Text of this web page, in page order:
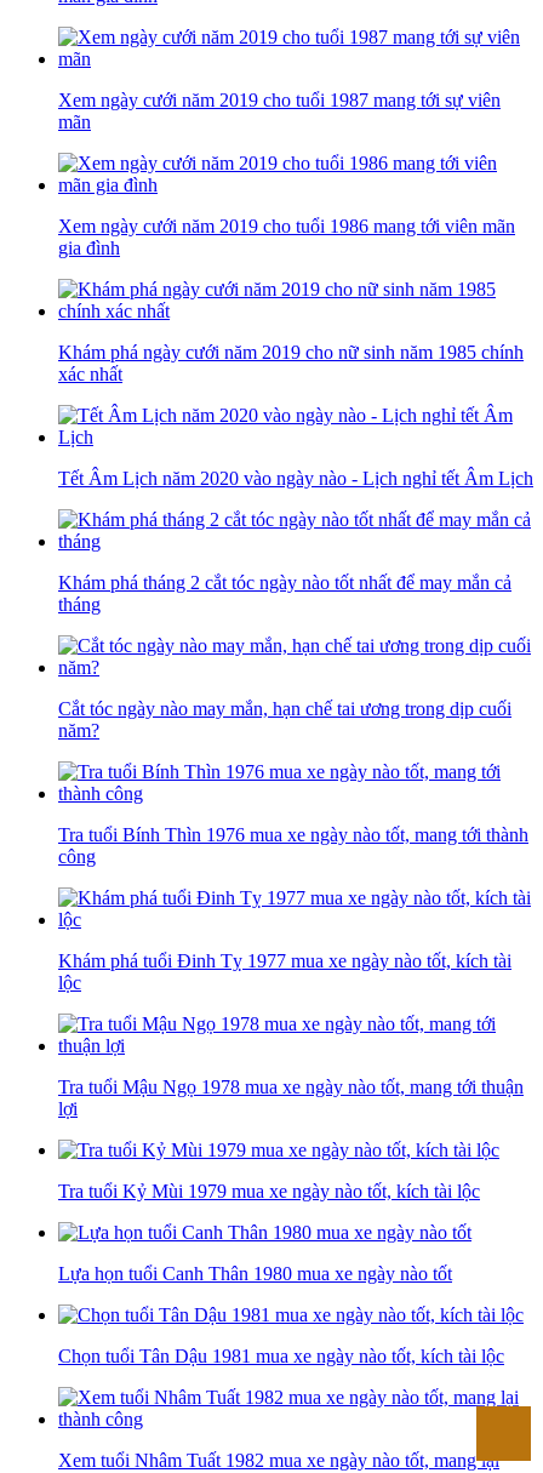
Xem ngày cưới năm 2019 cho tuổi 1987 mang tới sự viên
mãn
Xem ngày cưới năm 2019 cho tuổi 1986 mang tới viên mãn
gia đình
Khám phá ngày cưới năm 2019 cho nữ sinh năm 1985 chính
xác nhất
Tết Âm Lịch năm 2020 vào ngày nào - Lịch nghỉ tết Âm Lịch
Khám phá tháng 2 cắt tóc ngày nào tốt nhất để may mắn cả
tháng
Cắt tóc ngày nào may mắn, hạn chế tai ương trong dịp cuối
năm?
Tra tuổi Bính Thìn 1976 mua xe ngày nào tốt, mang tới thành
công
Khám phá tuổi Đinh Tỵ 1977 mua xe ngày nào tốt, kích tài
lộc
Tra tuổi Mậu Ngọ 1978 mua xe ngày nào tốt, mang tới thuận
lợi
Tra tuổi Kỷ Mùi 1979 mua xe ngày nào tốt, kích tài lộc
Lựa họn tuổi Canh Thân 1980 mua xe ngày nào tốt
Chọn tuổi Tân Dậu 1981 mua xe ngày nào tốt, kích tài lộc
Xem tuổi Nhâm Tuất 1982 mua xe ngày nào tốt, mang lại